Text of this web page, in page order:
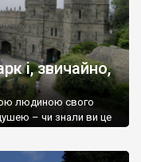
і, звичайно,
людиною свого
– чи знали ви це